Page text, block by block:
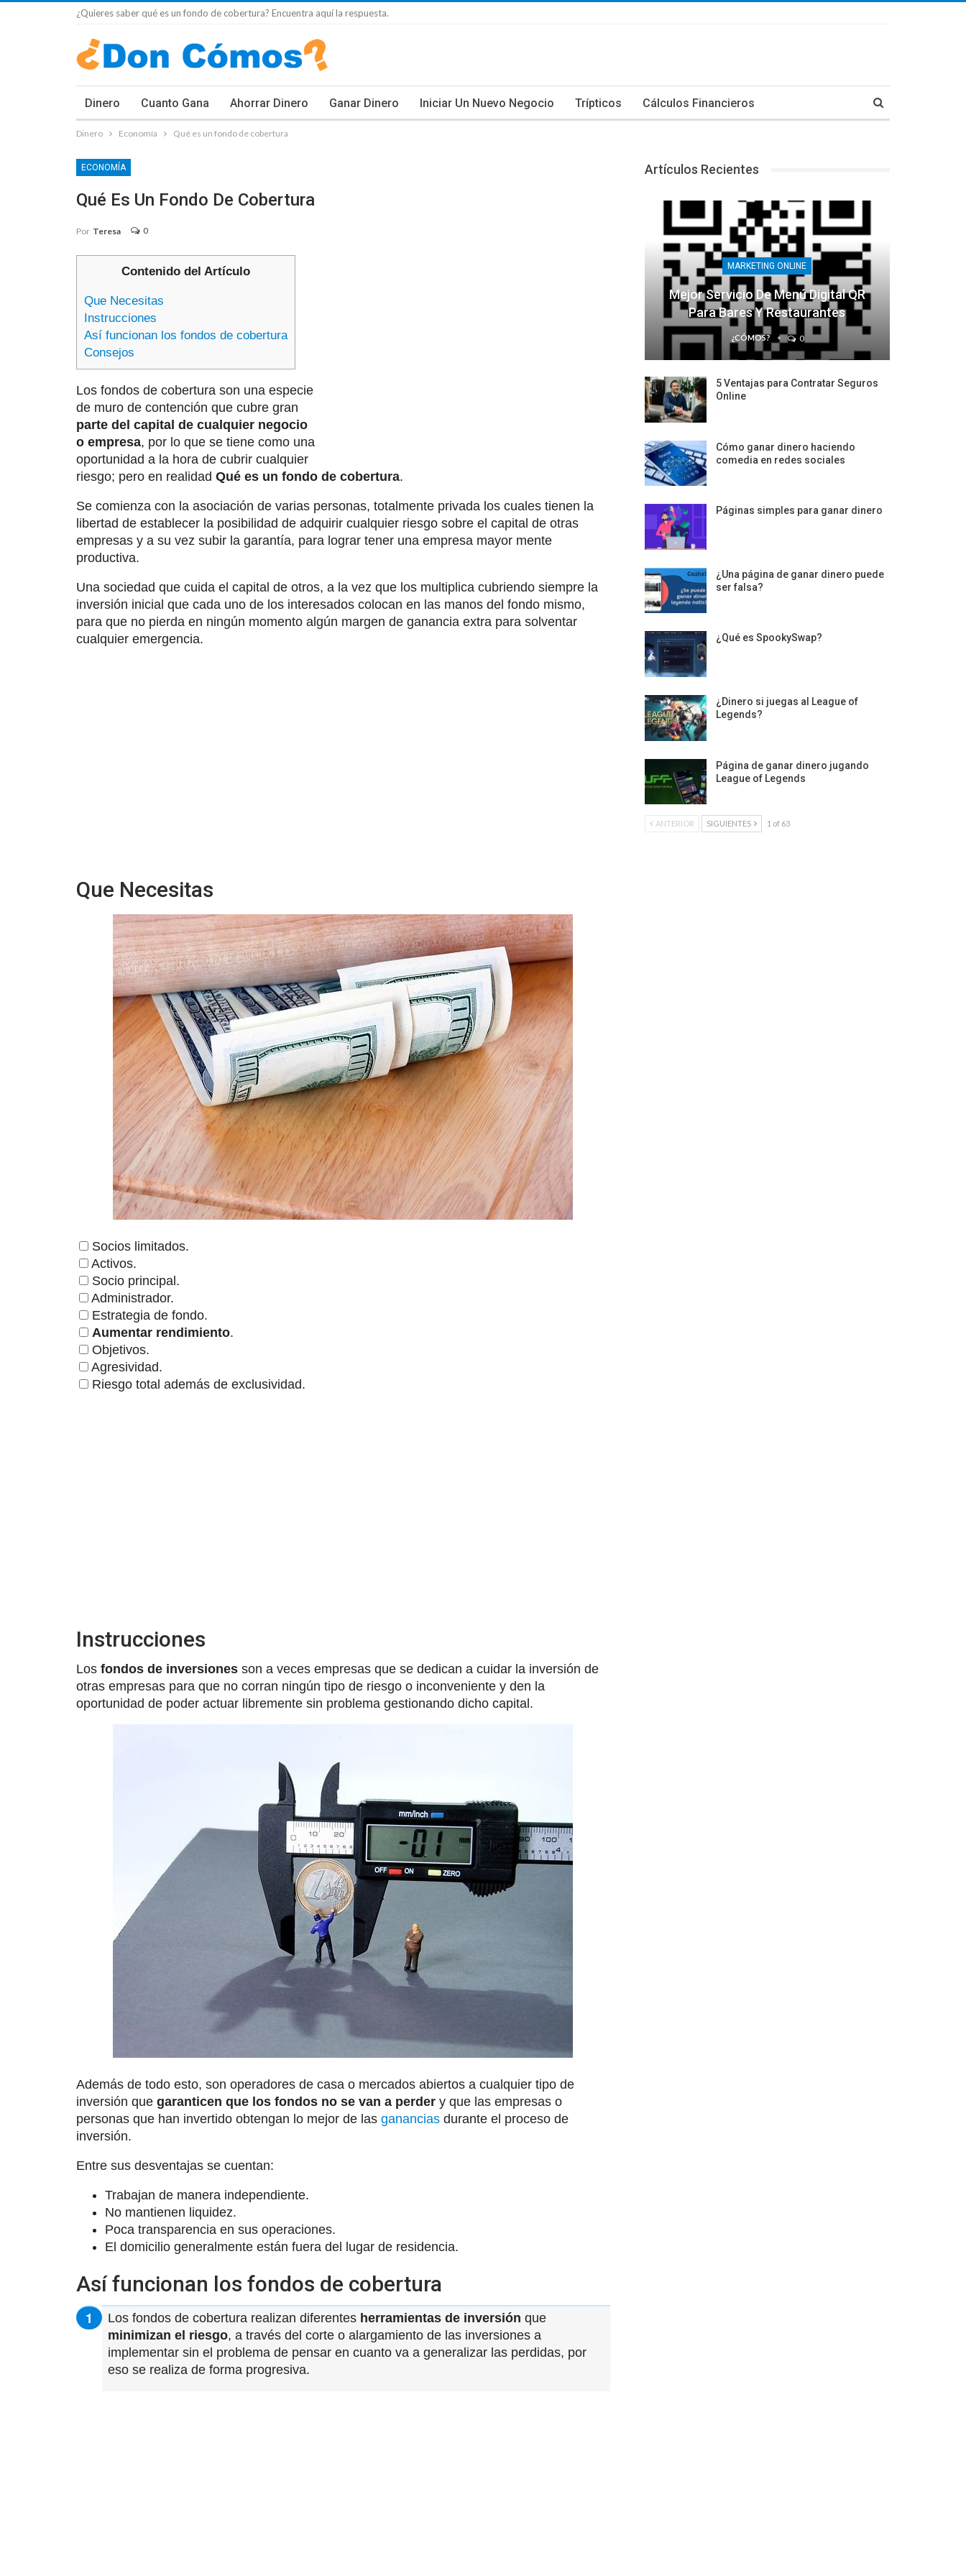
¿Quieres saber qué es un fondo de cobertura? Encuentra aquí la respuesta.
Dinero Cuanto Gana Ahorrar Dinero Ganar Dinero Iniciar Un Nuevo Negocio Trípticos Cálculos Financieros
Dinero Economía Qué es un fondo de cobertura
ECONOMÍA
Qué Es Un Fondo De Cobertura
Por Teresa 0
Contenido del Artículo
Que Necesitas
Instrucciones
Así funcionan los fondos de cobertura
Consejos
Los fondos de cobertura son una especie
de muro de contención que cubre gran
parte del capital de cualquier negocio
o empresa, por lo que se tiene como una
oportunidad a la hora de cubrir cualquier
riesgo; pero en realidad Qué es un fondo de cobertura.
Se comienza con la asociación de varias personas, totalmente privada los cuales tienen la
libertad de establecer la posibilidad de adquirir cualquier riesgo sobre el capital de otras
empresas y a su vez subir la garantía, para lograr tener una empresa mayor mente
productiva.
Una sociedad que cuida el capital de otros, a la vez que los multiplica cubriendo siempre la
inversión inicial que cada uno de los interesados colocan en las manos del fondo mismo,
para que no pierda en ningún momento algún margen de ganancia extra para solventar
cualquier emergencia.
Que Necesitas
Socios limitados.
Activos.
Socio principal.
Administrador.
Estrategia de fondo.
Aumentar rendimiento.
Objetivos.
Agresividad.
Riesgo total además de exclusividad.
Instrucciones
Los fondos de inversiones son a veces empresas que se dedican a cuidar la inversión de
otras empresas para que no corran ningún tipo de riesgo o inconveniente y den la
oportunidad de poder actuar libremente sin problema gestionando dicho capital.
Además de todo esto, son operadores de casa o mercados abiertos a cualquier tipo de
inversión que garanticen que los fondos no se van a perder y que las empresas o
personas que han invertido obtengan lo mejor de las ganancias durante el proceso de
inversión.
Entre sus desventajas se cuentan:
Trabajan de manera independiente.
No mantienen liquidez.
Poca transparencia en sus operaciones.
El domicilio generalmente están fuera del lugar de residencia.
Así funcionan los fondos de cobertura
Los fondos de cobertura realizan diferentes herramientas de inversión que
minimizan el riesgo, a través del corte o alargamiento de las inversiones a
implementar sin el problema de pensar en cuanto va a generalizar las perdidas, por
eso se realiza de forma progresiva.
Artículos Recientes
MARKETING ONLINE
Mejor Servicio De Menú Digital QR
Para Bares Y Restaurantes
¿CÓMOS? 0
5 Ventajas para Contratar Seguros
Online
Cómo ganar dinero haciendo
comedia en redes sociales
Páginas simples para ganar dinero
¿Una página de ganar dinero puede
ser falsa?
¿Qué es SpookySwap?
¿Dinero si juegas al League of
Legends?
Página de ganar dinero jugando
League of Legends
ANTERIOR SIGUIENTES 1 of 63